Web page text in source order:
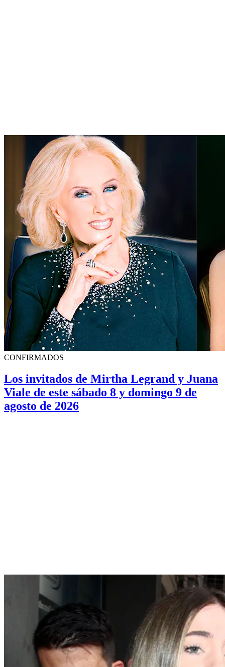
CONFIRMADOS
Los invitados de Mirtha Legrand y Juana
Viale de este sábado 8 y domingo 9 de
agosto de 2026